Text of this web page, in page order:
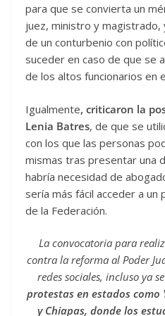
para que se convierta un
juez, ministro y
de un conturbenio con
suceder en caso de que se
de los altos funcionarios en
Igualmente, criticaron la
Lenia Batres, de que se
con los que las personas
mismas tras presentar una
habría necesidad de
sería más fácil acceder a un
de la Federación.
La convocatoria para
contra la reforma al Poder
redes sociales, incluso ya
protestas en estados como
y Chiapas, donde los